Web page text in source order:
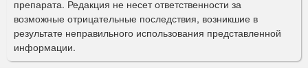
и
с
к
препарата. Редакция не несет ответственности за
возможные отрицательные последствия, возникшие в
результате неправильного использования представленной
информации.